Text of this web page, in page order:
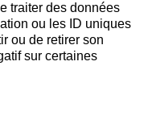
traiter des données
ou les ID uniques
ou de retirer son
sur certaines